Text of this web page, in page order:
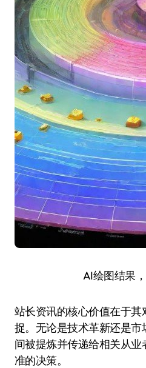
AI绘图结果
站长资讯的核心价值在于
捉。无论是技术革新还是
间被提炼并传递给相关从
准的决策。